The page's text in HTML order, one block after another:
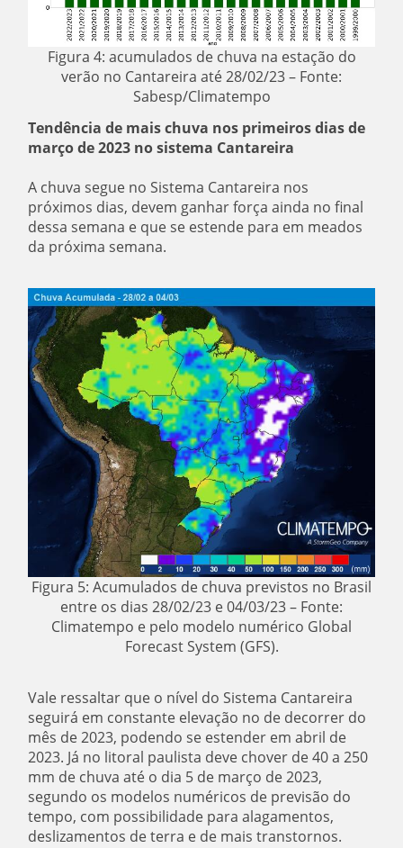
Figura 4: acumulados de chuva na estação do
verão no Cantareira até 28/02/23 – Fonte:
Sabesp/Climatempo
Tendência de mais chuva nos primeiros dias de
março de 2023 no sistema Cantareira
A chuva segue no Sistema Cantareira nos
próximos dias, devem ganhar força ainda no final
dessa semana e que se estende para em meados
da próxima semana.
Figura 5: Acumulados de chuva previstos no Brasil
entre os dias 28/02/23 e 04/03/23 – Fonte:
Climatempo e pelo modelo numérico Global
Forecast System (GFS).
Vale ressaltar que o nível do Sistema Cantareira
seguirá em constante elevação no de decorrer do
mês de 2023, podendo se estender em abril de
2023. Já no litoral paulista deve chover de 40 a 250
mm de chuva até o dia 5 de março de 2023,
segundo os modelos numéricos de previsão do
tempo, com possibilidade para alagamentos,
deslizamentos de terra e de mais transtornos.